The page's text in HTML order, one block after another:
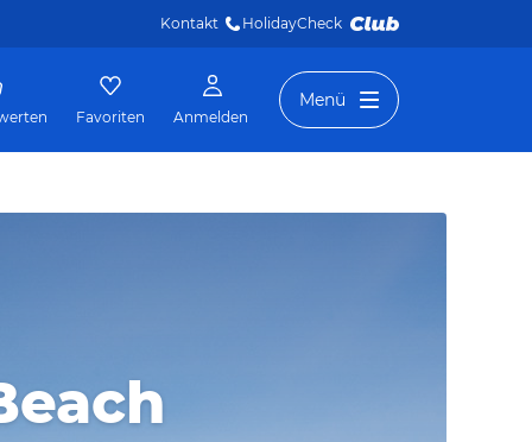
Kontakt HolidayCheck
Favoriten Anmelden
Menü